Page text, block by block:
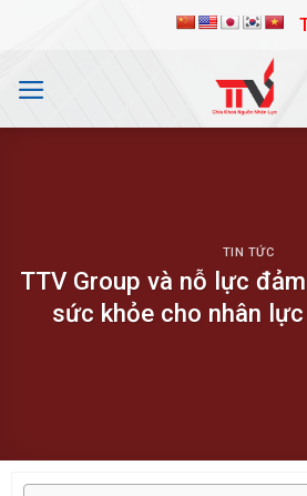
TIN TỨC
TTV Group và nỗ lực
sức khỏe cho nhân